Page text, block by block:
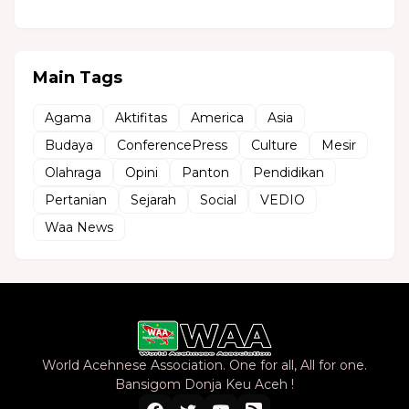
Main Tags
Agama Aktifitas America
Asia
Budaya
ConferencePress Culture
Mesir
Olahraga
Opini Panton
Pendidikan
Pertanian
Sejarah Social
VEDIO
Waa News
World Acehnese Association. One for all, All for one.
Bansigom Donja Keu Aceh !